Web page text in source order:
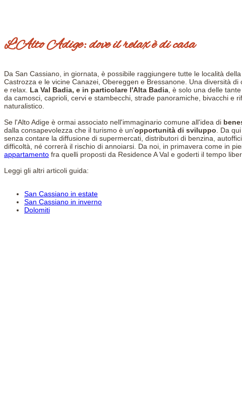
L'Alto Adige: dove il relax è di casa
Da San Cassiano, in giornata, è possibile raggiungere tutte le località
Castrozza e le vicine Canazei, Obereggen e Bressanone. Una diversità
e relax. La Val Badia, e in particolare l'Alta Badia , è solo una delle
da camosci, caprioli, cervi e stambecchi, strade panoramiche, bivacchi e
naturalistico.
Se l'Alto Adige è ormai associato nell'immaginario comune all'idea di
dalla consapevolezza che il turismo è un'opportunità di sviluppo . Da
senza contare la diffusione di supermercati, distributori di benzina,
difficoltà, né correrà il rischio di annoiarsi. Da noi, in primavera come in
appartamento fra quelli proposti da Residence A Val e goderti il tempo
Leggi gli altri articoli guida:
San Cassiano in estate
San Cassiano in inverno
Dolomiti